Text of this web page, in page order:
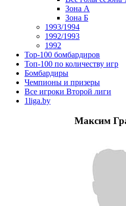
Зона А
Зона Б
1993/1994
1992/1993
1992
Top-100 бомбардиров
Топ-100 по количеству игр
Бомбардиры
Чемпионы и призеры
Все игроки Второй лиги
1liga.by
Максим